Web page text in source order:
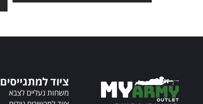
n
v
e
ציוד למתגייסים
משחות נעליים לצבא